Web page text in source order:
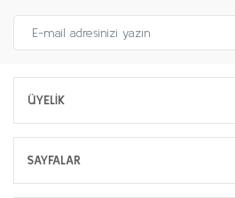
ÜYELİK
SAYFALAR